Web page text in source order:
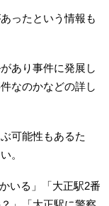
ったという情報も
あり事件に発展し
なのかなどの詳し
可能性もあるた
。
いる」「大正駅2番